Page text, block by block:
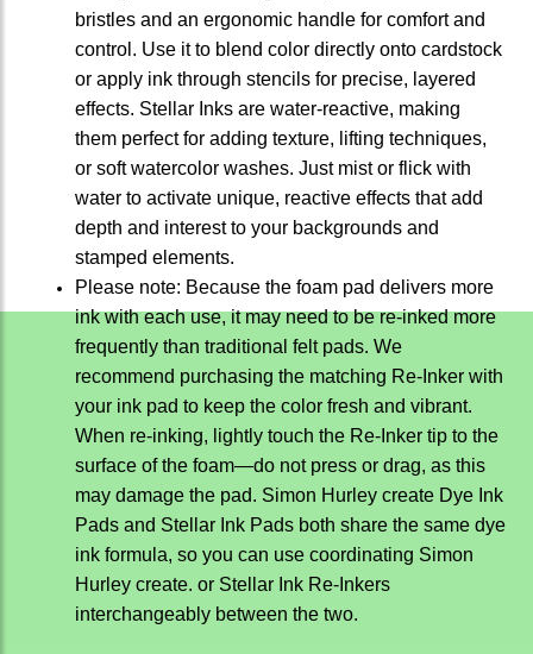
bristles and an ergonomic handle for comfort and
control. Use it to blend color directly onto cardstock
or apply ink through stencils for precise, layered
effects. Stellar Inks are water-reactive, making
them perfect for adding texture, lifting techniques,
or soft watercolor washes. Just mist or flick with
water to activate unique, reactive effects that add
depth and interest to your backgrounds and
stamped elements.
Please note: Because the foam pad delivers more
ink with each use, it may need to be re-inked more
frequently than traditional felt pads. We
recommend purchasing the matching Re-Inker with
your ink pad to keep the color fresh and vibrant.
When re-inking, lightly touch the Re-Inker tip to the
surface of the foam—do not press or drag, as this
may damage the pad. Simon Hurley create Dye Ink
Pads and Stellar Ink Pads both share the same dye
ink formula, so you can use coordinating Simon
Hurley create. or Stellar Ink Re-Inkers
interchangeably between the two.